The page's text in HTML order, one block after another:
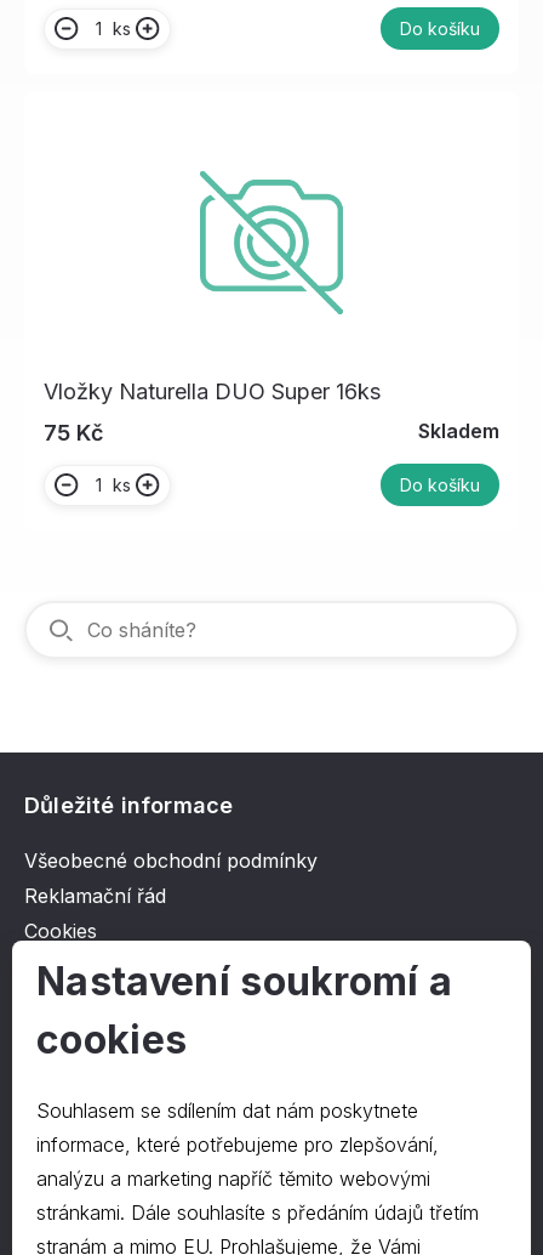
ks Do košíku
Vložky Naturella DUO Super 16ks
75 Kč
Skladem
ks Do košíku
Důležité informace
Všeobecné obchodní podmínky
Reklamační řád
Cookies
Ochrana osobních údajů
O společnosti
Kontakt
O nás
Kontakty
Nastavení soukromí a
cookies
Souhlasem se sdílením dat nám poskytnete
informace, které potřebujeme pro zlepšování,
analýzu a marketing napříč těmito webovými
stránkami. Dále souhlasíte s předáním údajů třetím
stranám a mimo EU. Prohlašujeme, že Vámi